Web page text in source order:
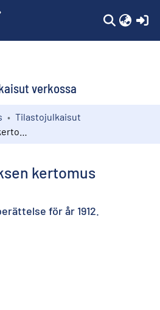
verkossa
Tilastojulkaisut
kertomus
för år 1912.